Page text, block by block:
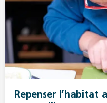
Repenser l’habitat